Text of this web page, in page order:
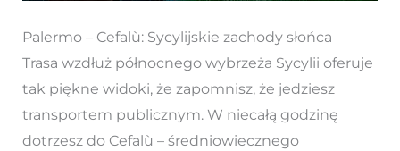
Palermo – Cefalù: Sycylijskie zachody słońca
Trasa wzdłuż północnego wybrzeża Sycylii oferuje
tak piękne widoki, że zapomnisz, że jedziesz
transportem publicznym. W niecałą godzinę
dotrzesz do Cefalù – średniowiecznego